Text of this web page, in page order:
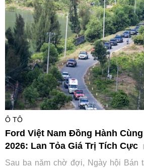
Ô TÔ
Ford Việt Nam Đồng Hành
2026: Lan Tỏa Giá Trị Tích Cực
Sau ba năm chờ đợi, Ngày hội Bán